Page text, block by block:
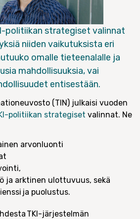
politiikan strategiset valinnat
niiden vaikutuksista eri
omalle tieteenalalle ja
mahdollisuuksia, vai
entisestään.
(TIN) julkaisi vuoden
politiikan strategiset valinnat. Ne
arvonluonti
ja arktinen ulottuvuus, sekä
ja puolustus.
TKI-järjestelmän